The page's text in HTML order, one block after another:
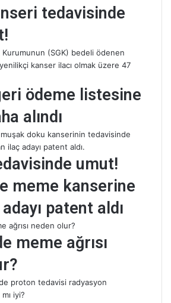
tedavisinde
ödeme listesine
alındı
umut!
meme kanserine
patent aldı
meme ağrısı